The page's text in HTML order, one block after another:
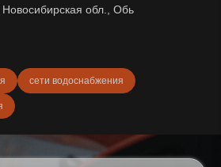
Новосибирская обл., Обь
сети водоснабжения